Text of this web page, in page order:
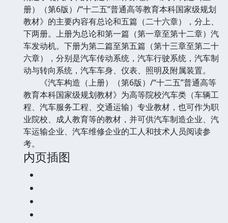
册）（第6版）/“十二五”普通高等教育本科国家级规划
教材》的主要内容有总论和五篇（二十六章），分上、
下两册。上册为总论和第一篇（第一章至第十二章）汽
车发动机。下册为第二篇至第五篇（第十三章至第二十
六章），分别是汽车传动系统，汽车行驶系统，汽车制
动与转向系统，汽车车身、仪表、照明及附属装置。
《汽车构造（上册）（第6版）/“十二五”普通高等
教育本科国家级规划教材》为高等院校汽车类（车辆工
程、汽车服务工程、交通运输）专业教材，也可作为职
业院校、成人教育等的教材，并可供汽车制造企业、汽
车运输企业、汽车维修企业的工人和技术人员阅读参
考。
内页插图